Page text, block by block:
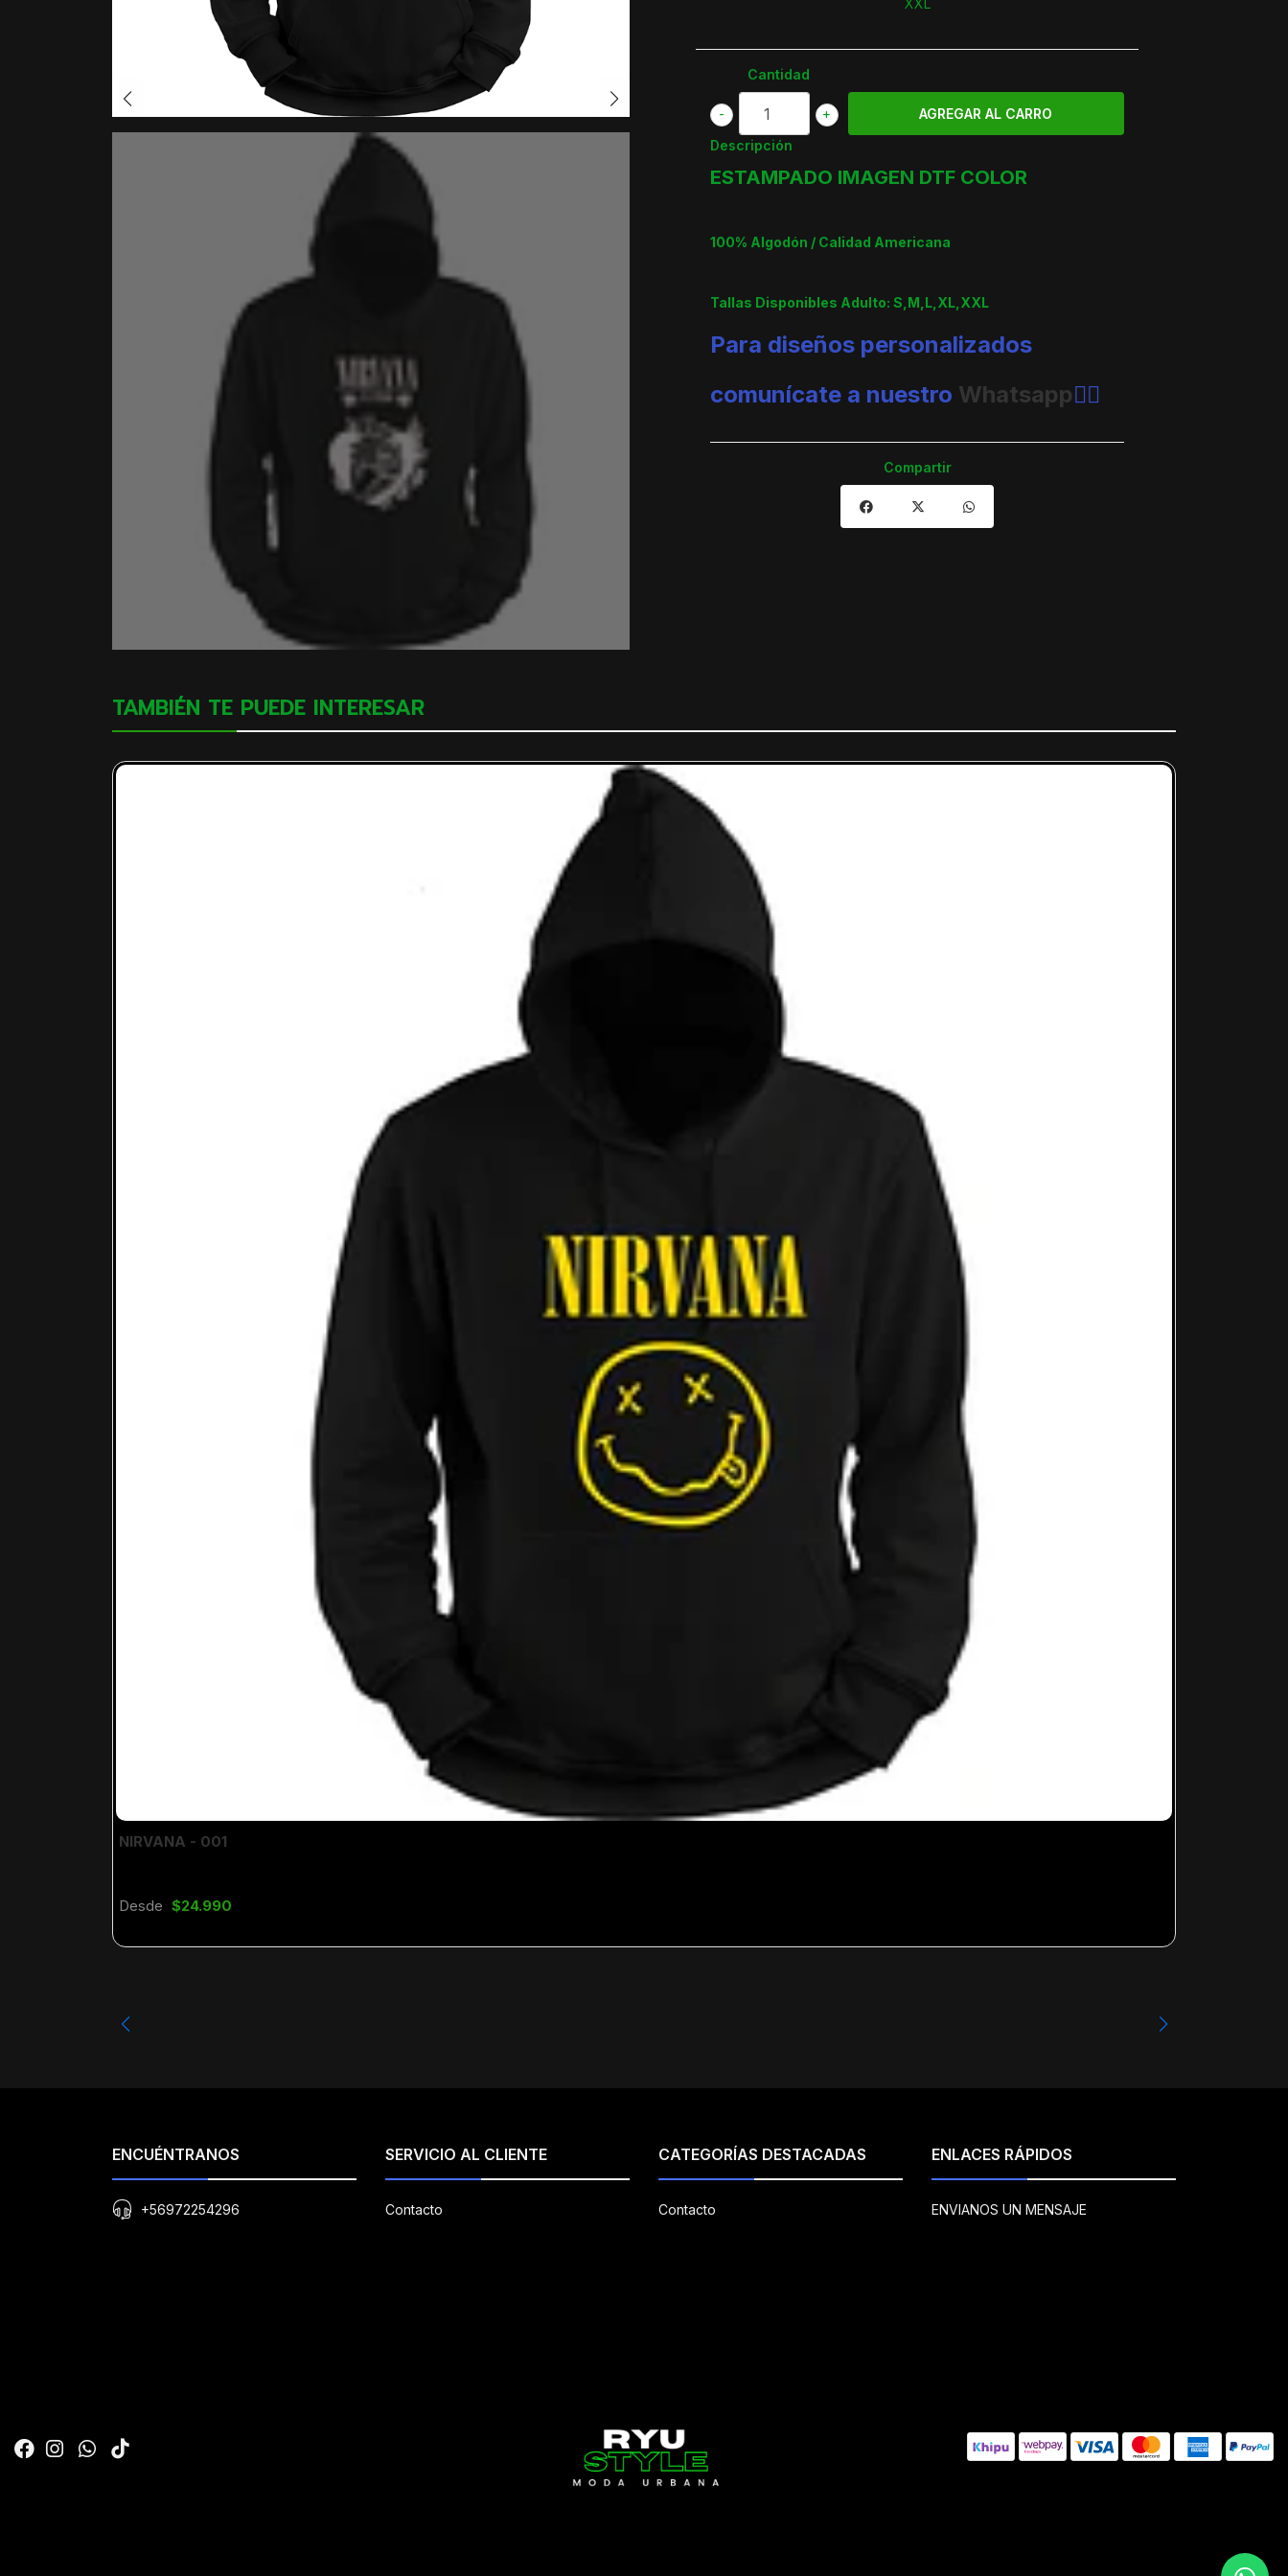
XXL
Cantidad
+
-
Descripción
ESTAMPADO IMAGEN DTF COLOR
100% Algodón / Calidad Americana
Tallas Disponibles Adulto: S,M,L,XL,XXL
Para diseños personalizados
comunícate a nuestro Whatsapp👈🏼
Compartir
TAMBIÉN TE PUEDE INTERESAR
NIRVANA - 001
Desde $24.990
ENCUÉNTRANOS
+56972254296
SERVICIO AL CLIENTE
Contacto
CATEGORÍAS DESTACADAS
Contacto
ENLACES RÁPIDOS
ENVIANOS UN MENSAJE